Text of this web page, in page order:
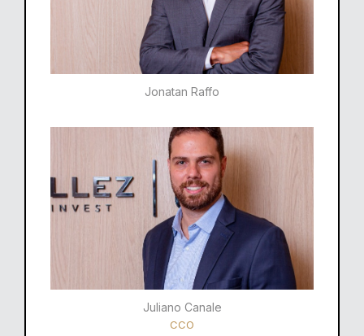
Jonatan Raffo
Juliano Canale
CCO